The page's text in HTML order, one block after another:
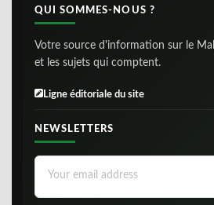
QUI SOMMES-NOUS ?
Votre source d'information sur le
et les sujets qui comptent.
Ligne éditoriale du site
NEWSLETTERS